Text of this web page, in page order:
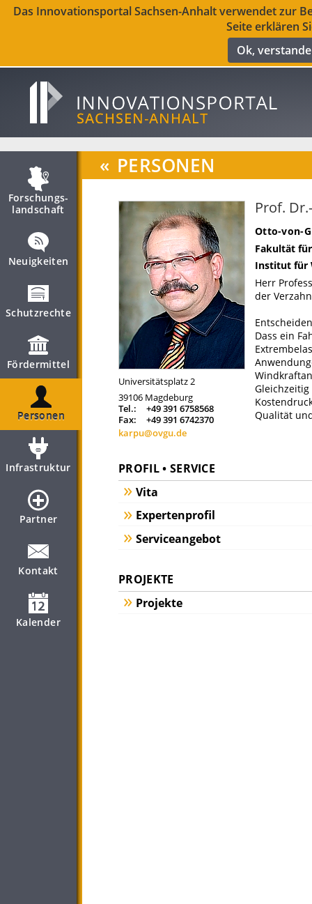
Das Innovationsportal Sachsen-Anhalt verwendet zur
Seite erklären
Ok,
Forschungs­
landschaft
Neuigkeiten
Schutzrechte
Fördermittel
Personen
Infrastruktur
Partner
Kontakt
Kalender
« PERSONEN
Universitätsplatz 2
39106 Magdeburg
Tel.:
+49 391 6758568
Fax:
+49 391 6742370
karpu@ovgu.de
Prof.
Otto-von-
Fakultät
Institut für
Herr
der
Dass ein
Qualität
PROFIL • SERVICE
Vita
Expertenprofil
Serviceangebot
PROJEKTE
Projekte